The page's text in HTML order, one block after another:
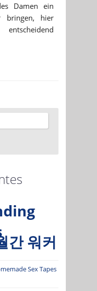
Damen ein
bringen, hier
워커
Sex Tapes